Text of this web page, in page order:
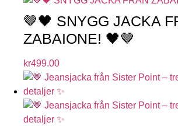
🤎🖤 SNYGG JACKA
ZABAIONE! 🖤🤎
kr499.00